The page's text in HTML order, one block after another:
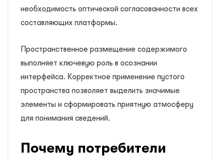
необходимость оптической согласованности всех
составляющих платформы.
Пространственное размещение содержимого
выполняет ключевую роль в осознании
интерфейса. Корректное применение пустого
пространства позволяет выделить значимые
элементы и сформировать приятную атмосферу
для понимания сведений.
Почему потребители